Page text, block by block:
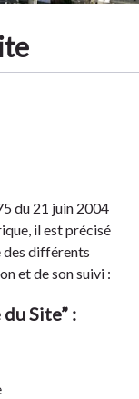
du 21 juin 2004
il est précisé
différents
et de son suivi :
Site” :